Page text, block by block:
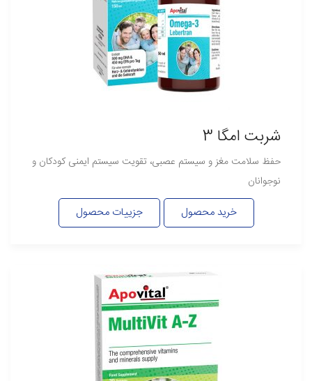
شربت امگا 3
حفظ سلامت مغز و سیستم عصبی، تقویت سیستم ایمنی کودکان و
نوجوانان
خرید محصول جزییات محصول